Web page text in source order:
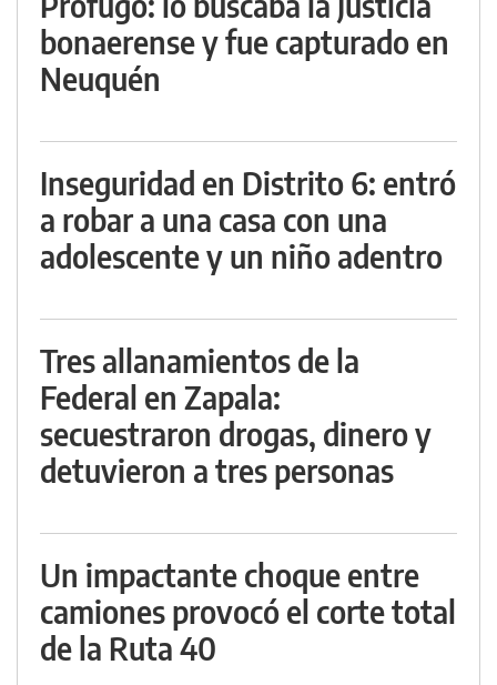
bonaerense y fue capturado en
Neuquén
Inseguridad en Distrito 6: entró
a robar a una casa con una
adolescente y un niño adentro
Tres allanamientos de la
Federal en Zapala:
secuestraron drogas, dinero y
detuvieron a tres personas
Un impactante choque entre
camiones provocó el corte total
de la Ruta 40